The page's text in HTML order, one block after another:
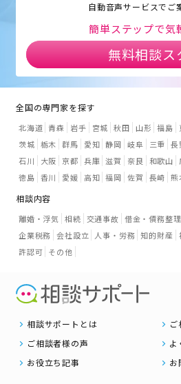
自動音声サービスでご
簡単ステップで気
無料相談ス
全国の専門家を探す
北海道 青森 岩手 宮城 秋田 山形 福島
茨城 栃木 群馬 愛知 静岡 岐阜 三重 長
石川
大阪 京都 兵庫 滋賀 奈良 和歌山
徳島 香川 愛媛 高知 福岡 佐賀 長崎 熊
相談内容
離婚・浮気 相続 交通事故 借金・債務整理
企業税務 会社設立 人事・労務 知的財産
許認可 その他
相談サポートとは
ご相談者様の声
よ
お役立ち記事
お